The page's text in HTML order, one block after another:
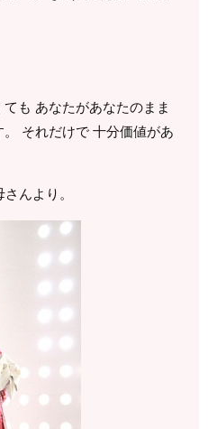
も あなたがあなたのまま
それだけで 十分価値があ
んより。